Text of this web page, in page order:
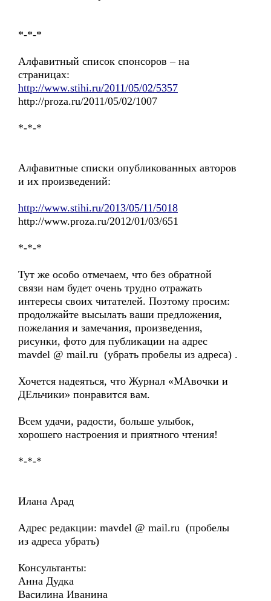
*-*-*
Алфавитный список спонсоров – на
страницах:
http://www.stihi.ru/2011/05/02/5357
http://proza.ru/2011/05/02/1007
*-*-*
Алфавитные списки опубликованных авторов
и их произведений:
http://www.stihi.ru/2013/05/11/5018
http://www.proza.ru/2012/01/03/651
*-*-*
Тут же особо отмечаем, что без обратной
связи нам будет очень трудно отражать
интересы своих читателей. Поэтому просим:
продолжайте высылать ваши предложения,
пожелания и замечания, произведения,
рисунки, фото для публикации на адрес
mavdel @ mail.ru (убрать пробелы из адреса) .
Хочется надеяться, что Журнал «МАвочки и
ДEльчики» понравится вам.
Всем удачи, радости, больше улыбок,
хорошего настроения и приятного чтения!
*-*-*
Илана Арад
Адрес редакции: mavdel @ mail.ru (пробелы
из адреса убрать)
Консультанты:
Анна Дудка
Василина Иванина